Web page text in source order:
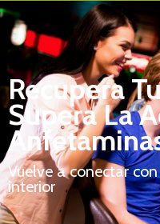
Recupera
Supera La
Vuelve a conectar
interior